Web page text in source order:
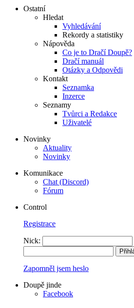
Ostatní
Hledat
Vyhledávání
Rekordy a statistiky
Nápověda
Co je to Dračí Doupě?
Dračí manuál
Otázky a Odpovědi
Kontakt
Seznamka
Inzerce
Seznamy
Tvůrci a Redakce
Uživatelé
Novinky
Aktuality
Novinky
Komunikace
Chat (Discord)
Fórum
Control
Registrace
Nick:
Zapomněl jsem heslo
Doupě jinde
Facebook